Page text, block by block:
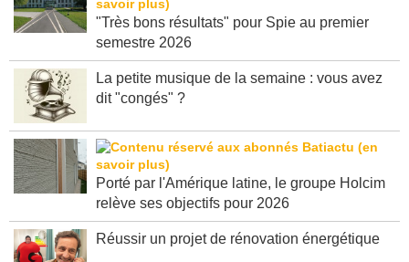
"Très bons résultats" pour Spie au premier
semestre 2026
La petite musique de la semaine : vous avez
dit "congés" ?
Porté par l'Amérique latine, le groupe Holcim
relève ses objectifs pour 2026
Réussir un projet de rénovation énergétique